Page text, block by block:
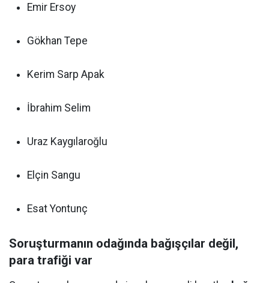
Emir Ersoy
Gökhan Tepe
Kerim Sarp Apak
İbrahim Selim
Uraz Kaygılaroğlu
Elçin Sangu
Esat Yontunç
Soruşturmanın odağında bağışçılar değil,
para trafiği var